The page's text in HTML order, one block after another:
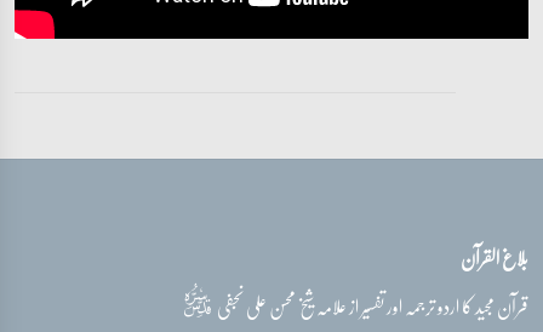
بلاغ القرآن
قرآن مجید کا اردو ترجمہ اور تفسیر از علامہ شیخ محسن علی نجفیقدس‌سره